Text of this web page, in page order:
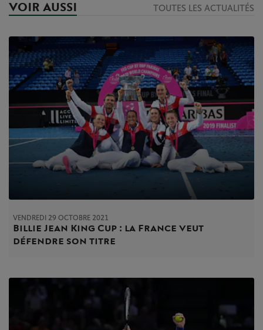
VOIR AUSSI TOUTES LES ACTUALITÉS
VENDREDI 29 OCTOBRE 2021
Billie Jean King Cup : la France veut
défendre son titre